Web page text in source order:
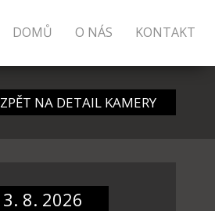
DOMŮ O NÁS KONTAKT
ZPĚT NA DETAIL KAMERY
3. 8. 2026